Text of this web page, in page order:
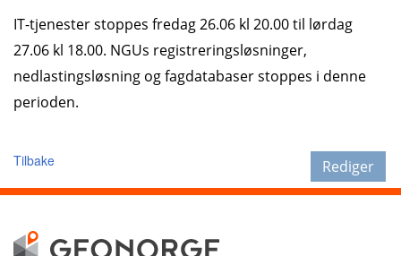
IT-tjenester stoppes fredag 26.06 kl 20.00 til lørdag
27.06 kl 18.00. NGUs registreringsløsninger,
nedlastingsløsning og fagdatabaser stoppes i denne
perioden.
Rediger
Tilbake